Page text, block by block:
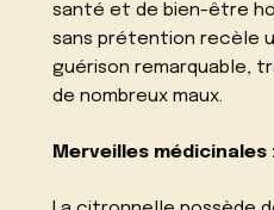
santé et de bien-être
sans prétention recèle
guérison remarquable,
de nombreux maux.
Merveilles médicinales